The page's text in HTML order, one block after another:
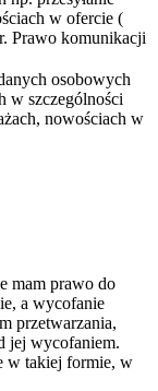
w ofercie (
Prawo komunikacji
osobowych
w szczególności
nowościach w
mam prawo do
a wycofanie
przetwarzania,
jej wycofaniem.
w takiej formie, w